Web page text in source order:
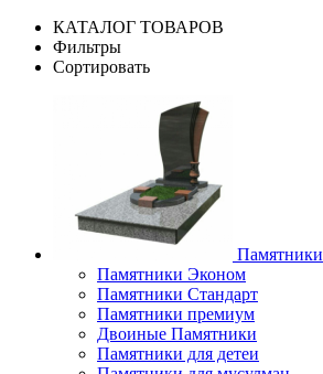
КАТАЛОГ ТОВАРОВ
Фильтры
Сортировать
Памятники
Памятники Эконом
Памятники Стандарт
Памятники премиум
Двоиные Памятники
Памятники для детеи